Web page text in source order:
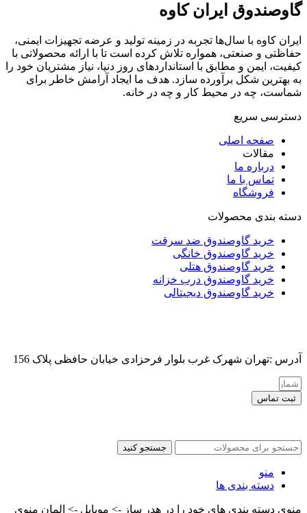
گاوصندوق ایران کاوه
ایران کاوه با سال‌ها تجربه در زمینه تولید و عرضه تجهیزات ایمنی،
حفاظتی و صنعتی، همواره تلاش کرده است تا با ارائه محصولاتی با
کیفیت، ایمن و مطابق با استانداردهای روز دنیا، نیاز مشتریان خود را
به بهترین شکل برآورده سازد. هدف ما ایجاد آرامش خاطر برای
شماست، چه در محیط کار و چه در خانه.
دسترسی سریع
صفحه اصلی
مقالات
درباره ما
تماس با ما
فروشگاه
دسته بندی محصولات
خرید گاوصندوق ضد سرقت
خرید گاوصندوق خانگی
خرید گاوصندوق هتلی
خرید گاوصندوق درب خزانه
خرید گاوصندوق دیجیتالی
آدرس :تهران شهرک غرب بلوار فرحزادی خیابان حافظی پلاک 156
ثبت تماس
جستجو کنید
منو
دسته بندی ها
منوی دسته بندی های خود را در هدر ساز -> موبایل -> المان منوی